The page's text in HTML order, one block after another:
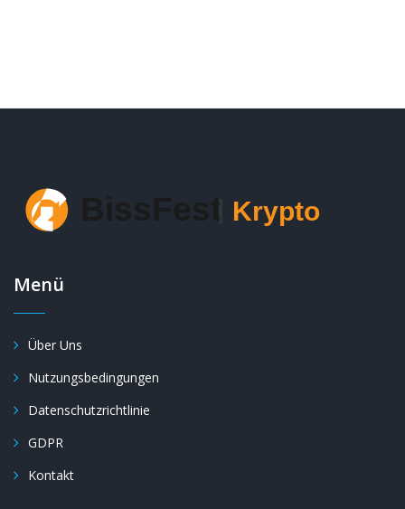
Menü
Über Uns
Nutzungsbedingungen
Datenschutzrichtlinie
GDPR
Kontakt